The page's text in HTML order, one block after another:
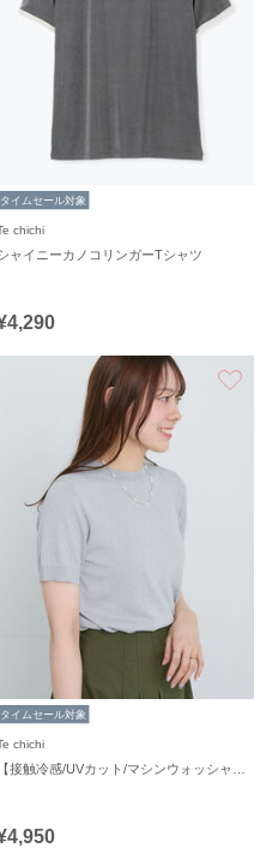
タイムセール対象
chichi
ャイニーカノコリンガーTシャツ
タイムセール対象
chichi